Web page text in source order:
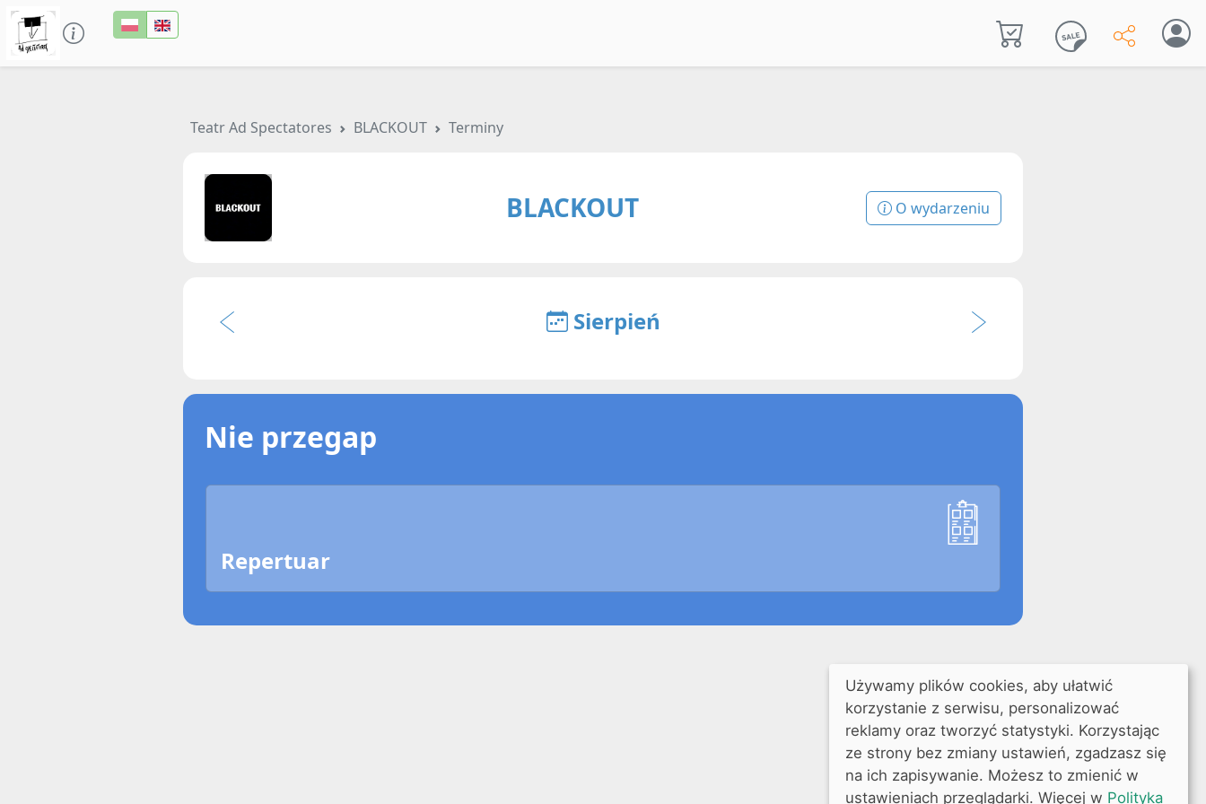
Teatr Ad Spectatores BLACKOUT Terminy
BLACKOUT O wydarzeniu
Sierpień
Nie przegap
Repertuar
Używamy plików cookies, aby ułatwić
korzystanie z serwisu, personalizować
reklamy oraz tworzyć statystyki. Korzystając
ze strony bez zmiany ustawień, zgadzasz się
na ich zapisywanie. Możesz to zmienić w
ustawieniach przeglądarki. Więcej w Polityka